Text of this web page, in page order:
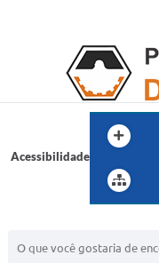
Acessibilidade